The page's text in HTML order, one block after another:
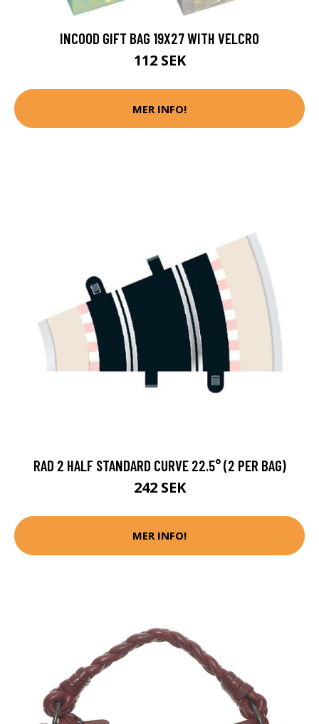
INCOOD GIFT BAG 19X27 WITH VELCRO
112 SEK
MER INFO!
RAD 2 HALF STANDARD CURVE 22.5° (2 PER BAG)
242 SEK
MER INFO!